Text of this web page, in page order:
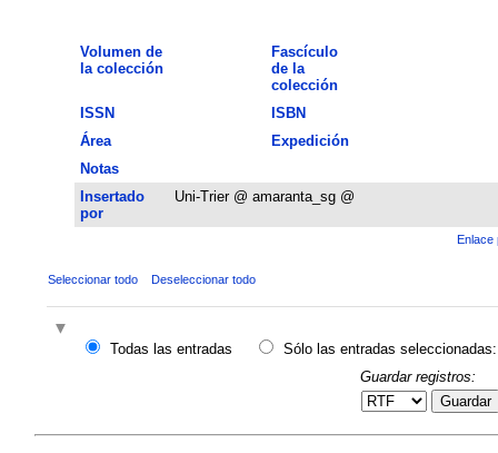
Volumen de
la colección
Fascículo
de la
colección
ISSN
ISBN
Área
Expedición
Notas
Insertado
por
Uni-Trier @ amaranta_sg @
Enlace
Seleccionar todo Deseleccionar todo
Todas las entradas
Sólo las entradas seleccionadas:
Guardar registros:
Guardar